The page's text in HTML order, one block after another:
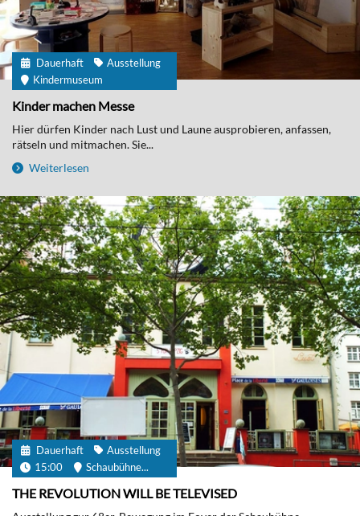
Dauerhaft
Ausstellung
Kindermuseum
Kinder machen Messe
Hier dürfen Kinder nach Lust und Laune ausprobieren, anfassen,
rätseln und mitmachen. Sie...
Weiterlesen
Dauerhaft
Ausstellung
15:00
Schaubühne...
THE REVOLUTION WILL BE TELEVISED